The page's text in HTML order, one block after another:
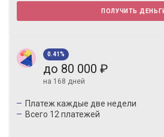
получить
0.41%
до 80 000 ₽
на 168 дней
Платеж каждые две недели
Всего 12 платежей